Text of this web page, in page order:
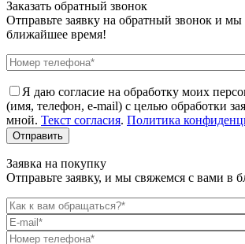
Заказать обратный звонок
Отправьте заявку на обратный звонок и
ближайшее время!
Я даю согласие на обработку моих
(имя, телефон, e-mail) с целью обработки
мной. Текст согласия. Политика
Заявка на покупку
Отправьте заявку, и мы свяжемся с вами в